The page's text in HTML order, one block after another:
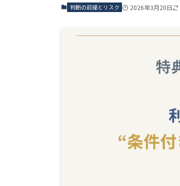
判断の前提とリスク 2026年3月20日